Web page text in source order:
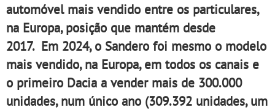
automóvel mais vendido entre os particulares,
na Europa, posição que mantém desde
2017. Em 2024, o Sandero foi mesmo o modelo
mais vendido, na Europa, em todos os canais e
o primeiro Dacia a vender mais de 300.000
unidades, num único ano (309.392 unidades, um